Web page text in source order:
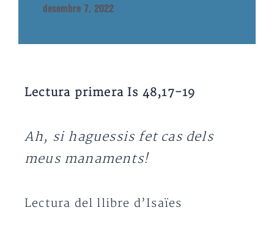
desembre 7, 2022
Lectura primera Is 48,17-19
Ah, si haguessis fet cas dels
meus manaments!
Lectura del llibre d’Isaïes